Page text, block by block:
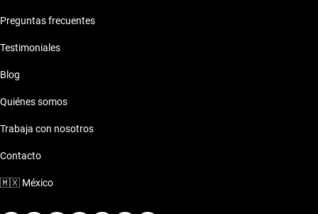
Preguntas frecuentes
Testimoniales
Blog
Quiénes somos
Trabaja con nosotros
Contacto
🇲🇽 México